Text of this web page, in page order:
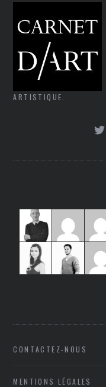
ARTISTIQUE.
CONTACTEZ-NOUS
MENTIONS LÉGALES